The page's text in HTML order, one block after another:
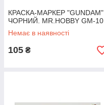
КРАСКА-МАРКЕР "GUNDAM"
ЧОРНИЙ. MR.HOBBY GM-10
Немає в наявності
105 ₴